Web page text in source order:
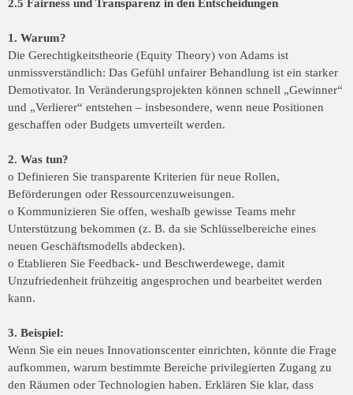
2.5 Fairness und Transparenz in den Entscheidungen
1. Warum?
Die Gerechtigkeitstheorie (Equity Theory) von Adams ist
unmissverständlich: Das Gefühl unfairer Behandlung ist ein starker
Demotivator. In Veränderungsprojekten können schnell „Gewinner“
und „Verlierer“ entstehen – insbesondere, wenn neue Positionen
geschaffen oder Budgets umverteilt werden.
2. Was tun?
o Definieren Sie transparente Kriterien für neue Rollen,
Beförderungen oder Ressourcenzuweisungen.
o Kommunizieren Sie offen, weshalb gewisse Teams mehr
Unterstützung bekommen (z. B. da sie Schlüsselbereiche eines
neuen Geschäftsmodells abdecken).
o Etablieren Sie Feedback- und Beschwerdewege, damit
Unzufriedenheit frühzeitig angesprochen und bearbeitet werden
kann.
3. Beispiel:
Wenn Sie ein neues Innovationscenter einrichten, könnte die Frage
aufkommen, warum bestimmte Bereiche privilegierten Zugang zu
den Räumen oder Technologien haben. Erklären Sie klar, dass